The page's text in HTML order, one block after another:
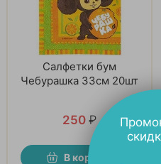
Салфетки бум
Чебурашка 33см 20шт
250 ₽
В корзину